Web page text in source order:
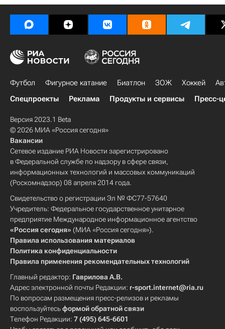
Футбол Фигурное катание Биатлон ЗОЖ Хоккей
Спецпроекты
Реклама Продукты и сервисы Пресс-
Версия 2023.1 Beta
© 2026 МИА «Россия сегодня»
Вакансии
Сетевое издание РИА Новости зарегистрировано
в Федеральной службе по надзору в сфере связи,
информационных технологий и массовых коммуникаций
(Роскомнадзор) 08 апреля 2014 года.
Свидетельство о регистрации Эл № ФС77-57640
Учредитель: Федеральное государственное унитарное
предприятие Международное информационное агентство
«Россия сегодня» (МИА «Россия сегодня»).
Правила использования материалов
Политика конфиденциальности
Правила применения рекомендательных технологий
Главный редактор: Гаврилова А.В.
Адрес электронной почты Редакции: r-sport.internet@ria.ru
По вопросам размещения пресс-релизов и рекламы
воспользуйтесьформой обратной связи
Телефон Редакции: 7 (495) 645-6601